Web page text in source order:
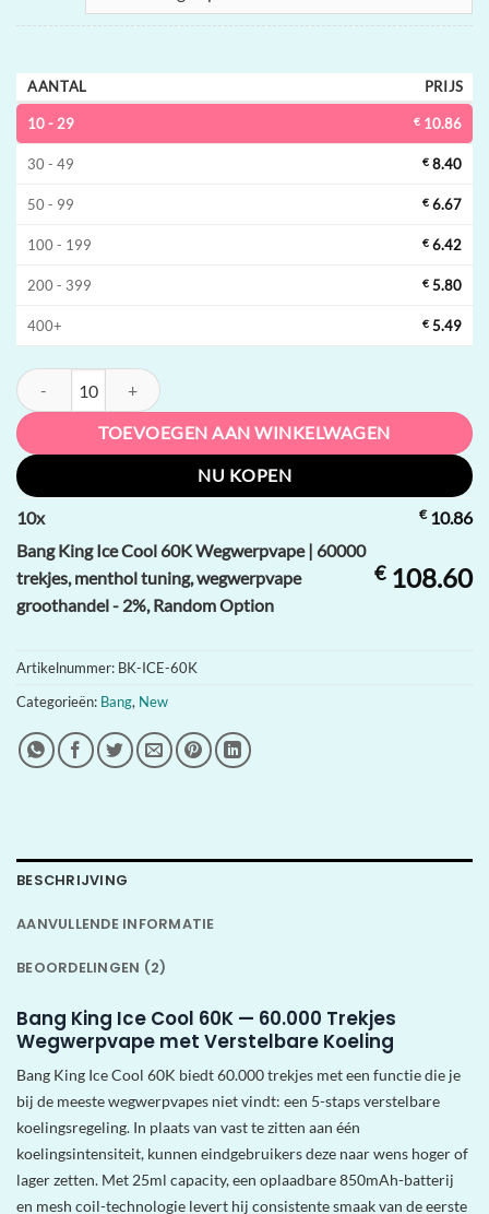
AANTAL PRIJS
10 - 29 € 10.86
30 - 49 € 8.40
50 - 99 € 6.67
100 - 199 € 6.42
200 - 399 € 5.80
400+ € 5.49
Bang King Ice Cool 60K Wegwerpvape | 60000 trekjes, menthol
TOEVOEGEN AAN WINKELWAGEN
NU KOPEN
10x €10.86
Bang King Ice Cool 60K Wegwerpvape | 60000
trekjes, menthol tuning, wegwerpvape
groothandel - 2%, Random Option
€108.60
Artikelnummer: BK-ICE-60K
Categorieën: Bang, New
BESCHRIJVING
AANVULLENDE INFORMATIE
BEOORDELINGEN (2)
Bang King Ice Cool 60K — 60.000 Trekjes
Wegwerpvape met Verstelbare Koeling
Bang King Ice Cool 60K biedt 60.000 trekjes met een functie die je
bij de meeste wegwerpvapes niet vindt: een 5-staps verstelbare
koelingsregeling. In plaats van vast te zitten aan één
koelingsintensiteit, kunnen eindgebruikers deze naar wens hoger of
lager zetten. Met 25ml capacity, een oplaadbare 850mAh-batterij
en mesh coil-technologie levert hij consistente smaak van de eerste